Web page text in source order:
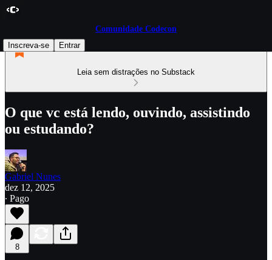
Comunidade Codecon
Inscreva-se
Entrar
Leia sem distrações no Substack
O que vc está lendo, ouvindo, assistindo
ou estudando?
Gabriel Nunes
dez 12, 2025
∙ Pago
8